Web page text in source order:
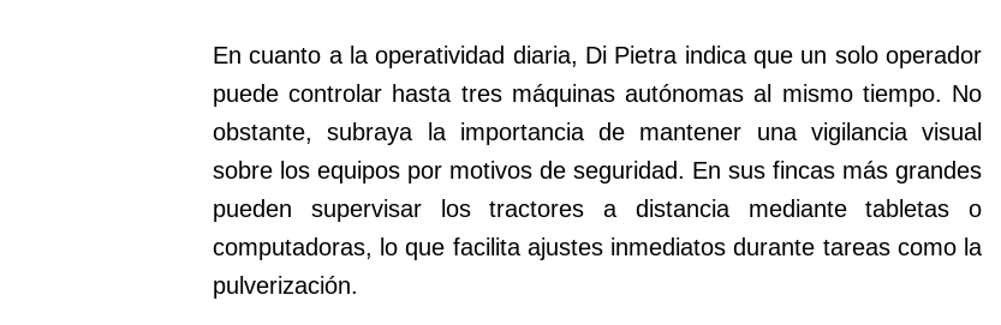
En cuanto a la operatividad diaria, Di Pietra indica que un solo operador
puede controlar hasta tres máquinas autónomas al mismo tiempo. No
obstante, subraya la importancia de mantener una vigilancia visual
sobre los equipos por motivos de seguridad. En sus fincas más grandes
pueden supervisar los tractores a distancia mediante tabletas o
computadoras, lo que facilita ajustes inmediatos durante tareas como la
pulverización.